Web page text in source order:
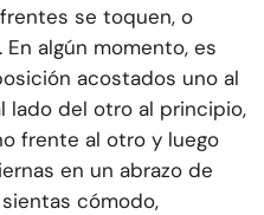
se toquen, o
algún momento, es
acostados uno al
lado del otro al principio,
frente al otro y luego
en un abrazo de
cómodo,